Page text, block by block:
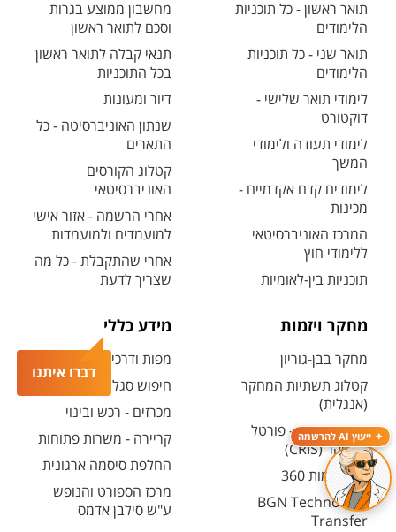
דברו איתנו
ייעוץ AI להרשמה
תואר ראשון - כל תוכניות
הלימודים
תואר שני - כל תוכניות
הלימודים
לימודי תואר שלישי -
דוקטורט
לימודי תעודה ולימודי
המשך
לימודים קדם אקדמיים -
מכינות
המרכז האוניברסיטאי
ללימודי חוץ
תוכניות בין-לאומיות
מחשבון ממוצע בגרות
וסכם לתואר ראשון
תנאי קבלה לתואר ראשון
בכל התוכניות
דיור ומעונות
שנתון האוניברסיטה - כל
התארים
קטלוג הקורסים
האוניברסיטאי
אחרי הרשמה - אזור אישי
למועמדים ולמועמדות
אחרי שהתקבלת - כל מה
שצריך לדעת
מחקר ויזמות
מחקר בבן-גוריון
קטלוג תשתיות המחקר
(אנגלית)
חיפוש מנחה - פורטל
המחקר (CRIS)
מרכז יזמות 360
BGN Technology
Transfer
מידע כללי
מפות ודרכי הגעה
חיפוש סגל ופרטי קשר
מכרזים - רכש ובינוי
קריירה - משרות פתוחות
החלפת סיסמה ארגונית
מרכז הספורט והנופש
ע"ש סילבן אדמס